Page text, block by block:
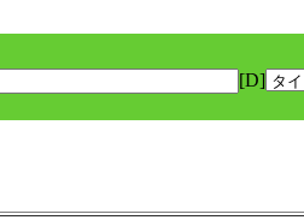
[D]